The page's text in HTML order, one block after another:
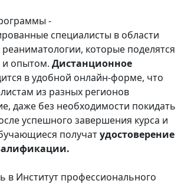
-
специалисты в области
которые поделятся
и опытом. Дистанционное
в удобной онлайн-форме, что
из разных регионов
даже без необходимости покидать
успешного завершения курса и
получатудостоверение
в Институт профессионального